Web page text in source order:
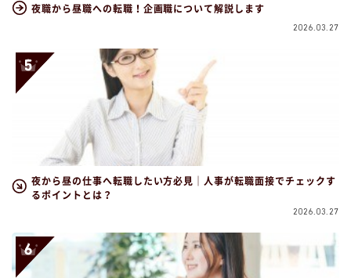
夜職から昼職への転職！企画職について解説します
2026.03.27
夜から昼の仕事へ転職したい方必見｜人事が転職面接でチェックす
るポイントとは？
2026.03.27